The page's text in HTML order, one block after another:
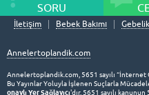
SORU
İletişim Bebek Bakımı
Annelertoplandik.com
Annelertoplandik.com, 5651 sayılı “İnternet
Bu Yayınlar Yoluyla İşlenen Suçlarla
onaylı Yer Sağlayıcı'dır. 5651 sayılı